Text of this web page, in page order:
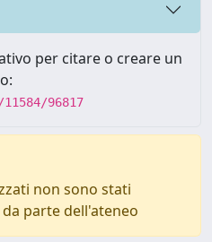
per citare o creare un
96817
non sono stati
parte dell'ateneo